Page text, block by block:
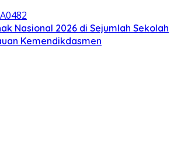
Nasional 2026 di Sejumlah Sekolah
Kemendikdasmen